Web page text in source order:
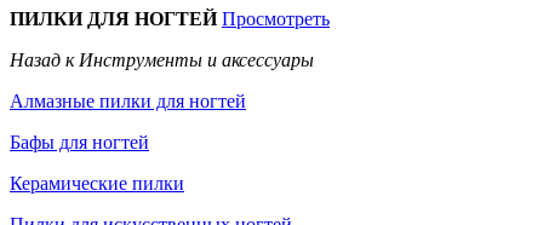
ПИЛКИ ДЛЯ НОГТЕЙПросмотреть
Назад к Инструменты и аксессуары
Алмазные пилки для ногтей
Бафы для ногтей
Керамические пилки